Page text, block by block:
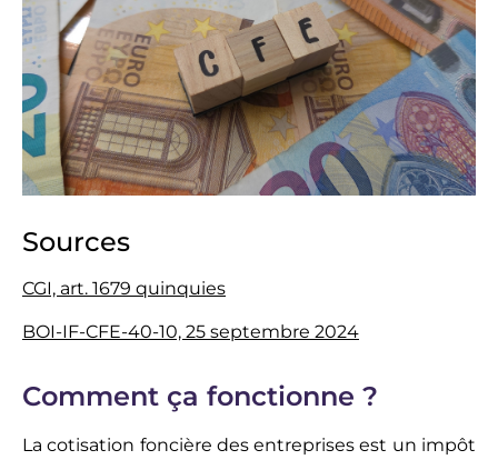
Sources
CGI, art. 1679 quinquies
BOI-IF-CFE-40-10, 25 septembre 2024
Comment ça fonctionne ?
La cotisation foncière des entreprises est un impôt